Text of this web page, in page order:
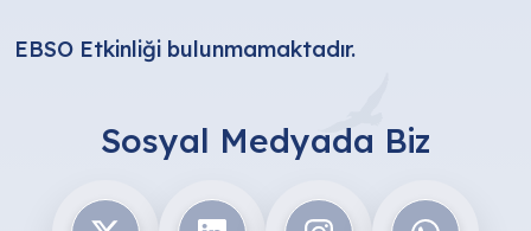
EBSO Etkinliği bulunmamaktadır.
Sosyal Medyada Biz